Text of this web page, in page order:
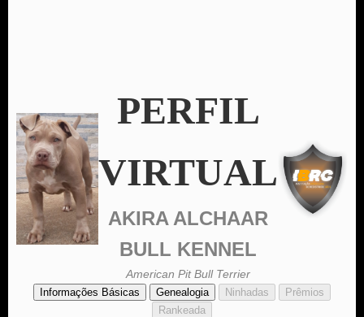
PERFIL
VIRTUAL
AKIRA ALCHAAR
BULL KENNEL
American Pit Bull Terrier
Informações Básicas Genealogia Ninhadas
Prêmios
Rankeada